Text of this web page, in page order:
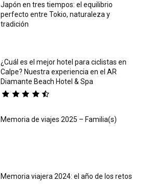
Japón en tres tiempos: el equilibrio
perfecto entre Tokio, naturaleza y
tradición
¿Cuál es el mejor hotel para ciclistas en
Calpe? Nuestra experiencia en el AR
Diamante Beach Hotel & Spa
Memoria de viajes 2025 – Familia(s)
Memoria viajera 2024: el año de los retos